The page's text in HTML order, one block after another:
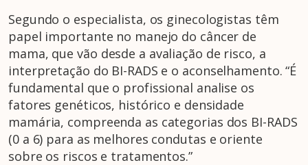
Segundo o especialista, os ginecologistas têm
papel importante no manejo do câncer de
mama, que vão desde a avaliação de risco, a
interpretação do BI-RADS e o aconselhamento. “É
fundamental que o profissional analise os
fatores genéticos, histórico e densidade
mamária, compreenda as categorias dos BI-RADS
(0 a 6) para as melhores condutas e oriente
sobre os riscos e tratamentos.”